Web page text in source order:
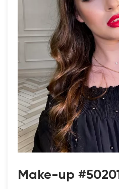
Make-up #50201